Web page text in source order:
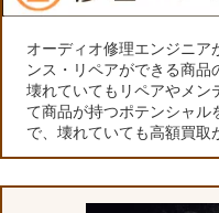
オーディオ修理エンジニア
ンス・リペアができる商品
壊れていてもリペアやメン
て商品が持つポテンシャル
で、壊れていても高額買取